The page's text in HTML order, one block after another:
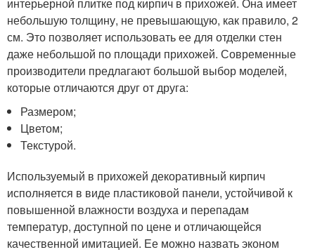
небольшую толщину, не превышающую, как правило, 2
см. Это позволяет использовать ее для отделки стен
даже небольшой по площади прихожей. Современные
производители предлагают большой выбор моделей,
которые отличаются друг от друга:
Размером;
Цветом;
Текстурой.
Используемый в прихожей декоративный кирпич
исполняется в виде пластиковой панели, устойчивой к
повышенной влажности воздуха и перепадам
температур, доступной по цене и отличающейся
качественной имитацией. Ее можно назвать эконом